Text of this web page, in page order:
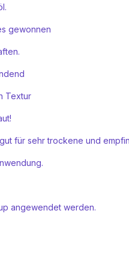
gewonnen
Textur
für sehr trockene und
angewendet werden.